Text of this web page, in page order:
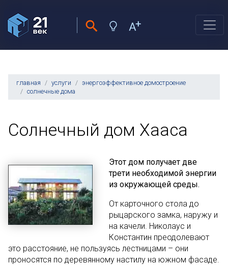
главная услуги
энергоэффективное домостроение
солнечные дома
Солнечный дом Хааса
Этот дом получает две
трети необходимой энергии
из окружающей среды.
От карточного стола до
рыцарского замка, наружу и
на качели. Николаус и
Константин преодолевают
это расстояние, не пользуясь лестницами – они
проносятся по деревянному настилу на южном фасаде.